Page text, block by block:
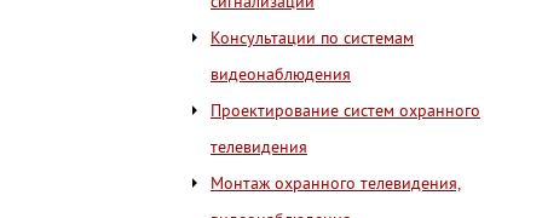
Консультации по системам
видеонаблюдения
Проектирование систем охранного
телевидения
Монтаж охранного телевидения,